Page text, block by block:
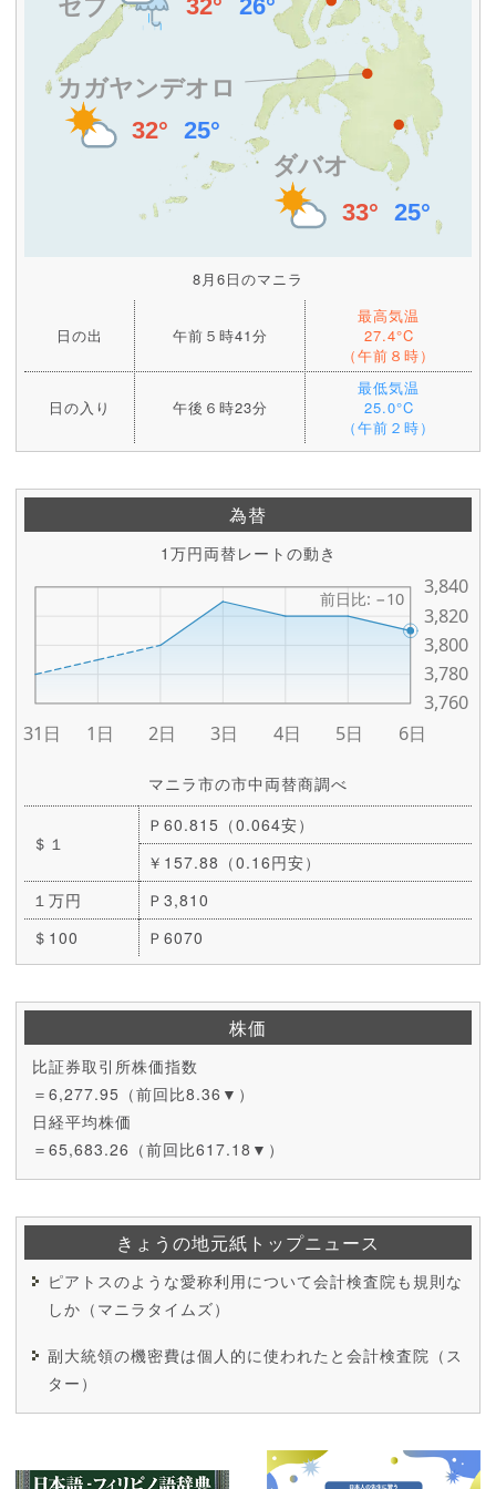
8月6日のマニラ
日の出 午前５時41分
最高気温
27.4°C
（午前８時）
日の入り 午後６時23分
最低気温
25.0°C
（午前２時）
為替
1万円両替レートの動き
マニラ市の市中両替商調べ
＄１
Ｐ60.815（0.064安）
￥157.88（0.16円安）
１万円
Ｐ3,810
＄100
Ｐ6070
株価
比証券取引所株価指数
＝6,277.95（前回比8.36▼）
日経平均株価
＝65,683.26（前回比617.18▼）
きょうの地元紙トップニュース
ピアトスのような愛称利用について会計検査院も規則な
しか（マニラタイムズ）
副大統領の機密費は個人的に使われたと会計検査院（ス
ター）